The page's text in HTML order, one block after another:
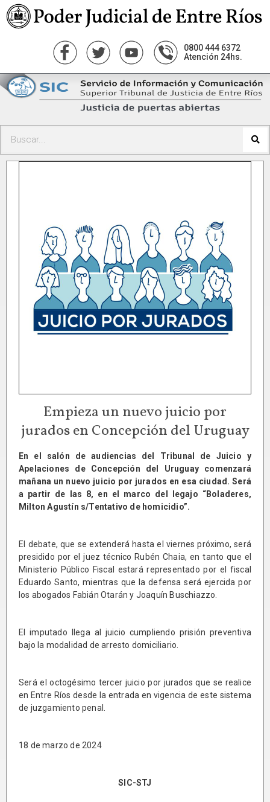
0800 444 6372
Atención 24hs.
Empieza un nuevo juicio por
jurados en Concepción del Uruguay
En el salón de audiencias del Tribunal de Juicio y
Apelaciones de Concepción del Uruguay comenzará
mañana un nuevo juicio por jurados en esa ciudad. Será
a partir de las 8, en el marco del legajo “Boladeres,
Milton Agustín s/Tentativo de homicidio”.
El debate, que se extenderá hasta el viernes próximo, será
presidido por el juez técnico Rubén Chaia, en tanto que el
Ministerio Público Fiscal estará representado por el fiscal
Eduardo Santo, mientras que la defensa será ejercida por
los abogados Fabián Otarán y Joaquín Buschiazzo.
El imputado llega al juicio cumpliendo prisión preventiva
bajo la modalidad de arresto domiciliario.
Será el octogésimo tercer juicio por jurados que se realice
en Entre Ríos desde la entrada en vigencia de este sistema
de juzgamiento penal.
18 de marzo de 2024
SIC-STJ